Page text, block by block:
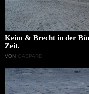
Keim & Brecht in der
Zeit.
VON GASPARD